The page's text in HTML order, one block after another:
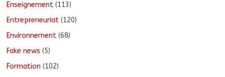
Enseignement (113)
Entrepreneuriat (120)
Environnement (68)
Fake news (5)
Formation (102)